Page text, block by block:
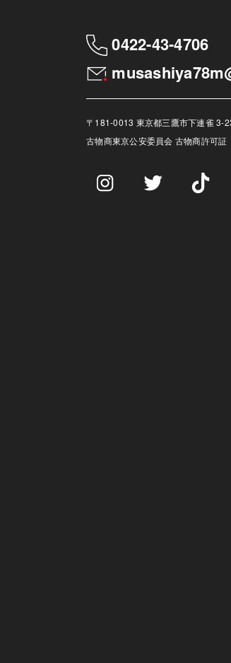
0422-43-4706
〒181-0013 東京都三鷹市下連雀 3-
古物商東京公安委員会 古物商許可